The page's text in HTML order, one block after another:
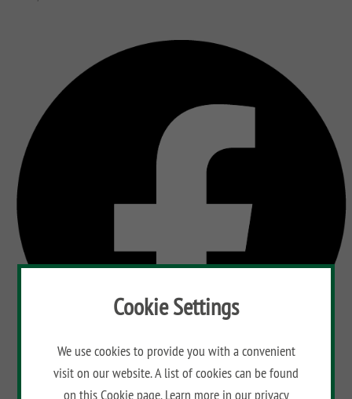
Cookie Settings
We use cookies to provide you with a convenient
visit on our website. A list of cookies can be found
on thisCookie page. Learn more in our privacy